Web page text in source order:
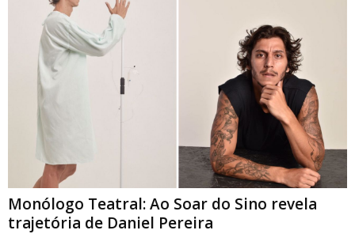
Monólogo Teatral: Ao Soar do Sino revela
trajetória de Daniel Pereira